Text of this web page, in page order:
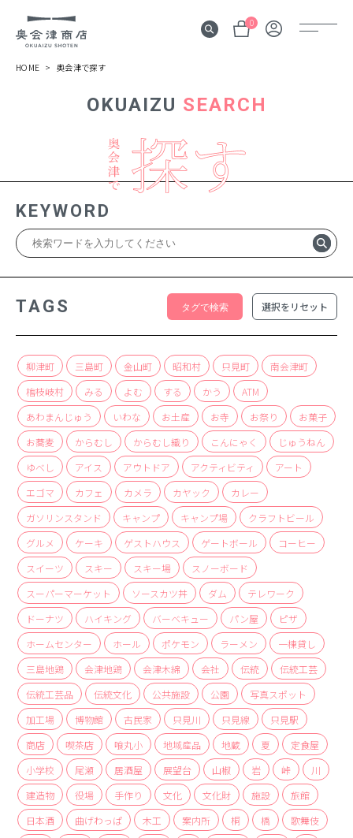
0
伝言板
みる
よむ
記事
する
体験
かう
商品
検索
ABOUT
相談窓口
アクセス
お問い合わせ
OKUAIZU SEARCH
HOME 奥会津で探す
KEYWORD
TAGS 選択をリセット
柳津町 三島町 金山町 昭和村 只見町
南会津町
檜枝岐村
みる よむ する かう
ATM
あわまんじゅう
いわな お土産 お寺 お祭り
お菓子
お蕎麦
からむし からむし織り こんにゃく
じゅうねん
ゆべし
アイス アウトドア アクティビティ
アート
エゴマ
カフェ カメラ カヤック
カレー
ガソリンスタンド
キャンプ キャンプ場
クラフトビール
グルメ
ケーキ ゲストハウス ゲートボール
コーヒー
スイーツ
スキー スキー場
スノーボード
スーパーマーケット
ソースカツ丼 ダム
テレワーク
ドーナツ
ハイキング バーベキュー パン屋
ピザ
ホームセンター
ホール ポケモン ラーメン
一棟貸し
三島地鶏
会津地鶏 会津木綿 会社 伝統
伝統工芸
伝統工芸品
伝統文化 公共施設 公園
写真スポット
加工場
博物館 古民家 只見川 只見線
只見駅
商店
喫茶店 喰丸小 地域産品 地蔵 夏
定食屋
小学校
尾瀬 居酒屋 展望台 山椒 岩 峠
川
建造物
役場 手作り 文化 文化財 施設
旅館
日本酒
曲げわっぱ 木工 案内所 桐 橋
歌舞伎